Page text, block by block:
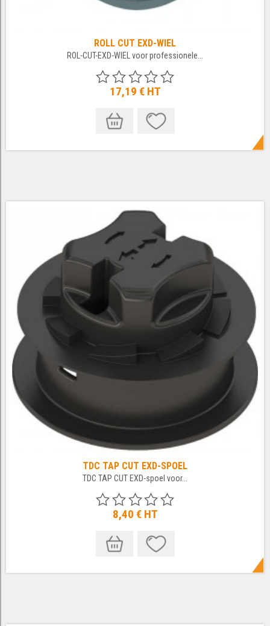
ROLL CUT EXD-WIEL
ROL-CUT-EXD-WIEL voor professionele...
17,19 € HT
TDC TAP CUT EXD-SPOEL
TDC TAP CUT EXD-spoel voor...
8,40 € HT